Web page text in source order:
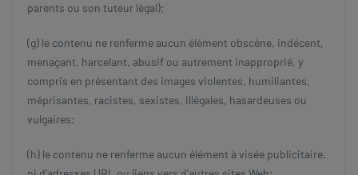
parents ou son tuteur légal);
(g) le contenu ne renferme aucun élément obscène, indécent,
menaçant, harcelant, abusif ou autrement inapproprié, y
compris en présentant des images violentes, humiliantes,
méprisantes, racistes, sexistes, illégales, hasardeuses ou
vulgaires;
(h) le contenu ne renferme aucun élément à visée publicitaire,